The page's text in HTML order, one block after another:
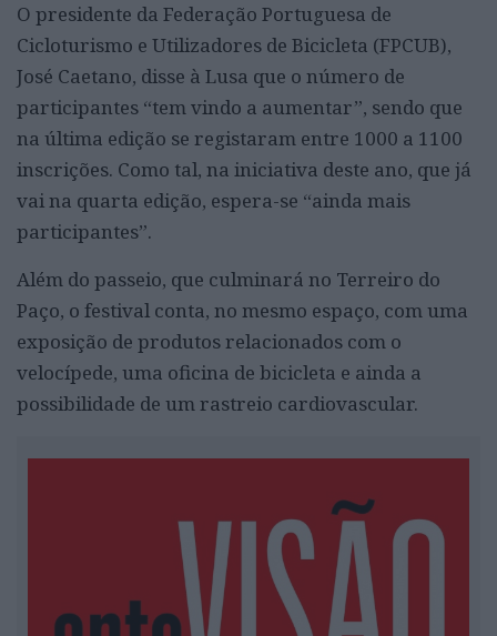
O presidente da Federação Portuguesa de
Cicloturismo e Utilizadores de Bicicleta (FPCUB),
José Caetano, disse à Lusa que o número de
participantes “tem vindo a aumentar”, sendo que
na última edição se registaram entre 1000 a 1100
inscrições. Como tal, na iniciativa deste ano, que já
vai na quarta edição, espera-se “ainda mais
participantes”.
Além do passeio, que culminará no Terreiro do
Paço, o festival conta, no mesmo espaço, com uma
exposição de produtos relacionados com o
velocípede, uma oficina de bicicleta e ainda a
possibilidade de um rastreio cardiovascular.